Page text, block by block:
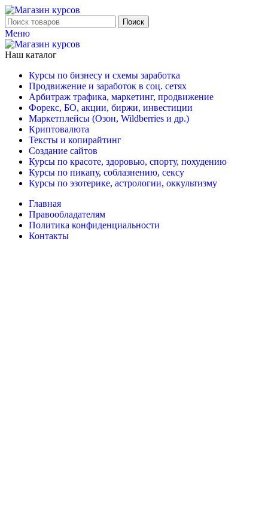
Поиск
Меню
Наш каталог
Курсы по бизнесу и схемы заработка
Продвижение и заработок в соц. сетях
Арбитраж трафика, маркетинг, продвижение
Форекс, БО, акции, биржи, инвестиции
Маркетплейсы (Озон, Wildberries и др.)
Криптовалюта
Тексты и копирайтинг
Создание сайтов
Курсы по красоте, здоровью, спорту, похудению
Курсы по пикапу, соблазнению, сексу
Курсы по эзотерике, астрологии, оккультизму
Главная
Правообладателям
Политика конфиденциальности
Контакты